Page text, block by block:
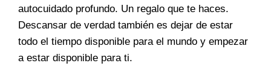
autocuidado profundo. Un regalo que te haces.
Descansar de verdad también es dejar de estar
todo el tiempo disponible para el mundo y empezar
a estar disponible para ti.